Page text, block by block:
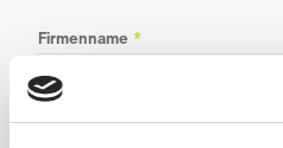
Firmenname *